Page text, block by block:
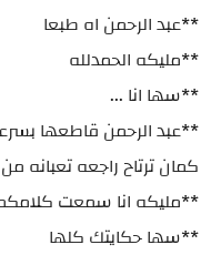
**عبد الرحمن اه طبعا
**مليكه الحمدلله
**سها انا ...
**عبد الرحمن قاطعها
كمان ترتاح راجعه تعبانه
**مليكه انا سمعت
**سها حكايتك كلها